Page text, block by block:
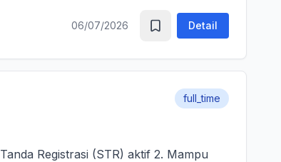
06/07/2026 Detail
full_time
Registrasi (STR) aktif 2. Mampu